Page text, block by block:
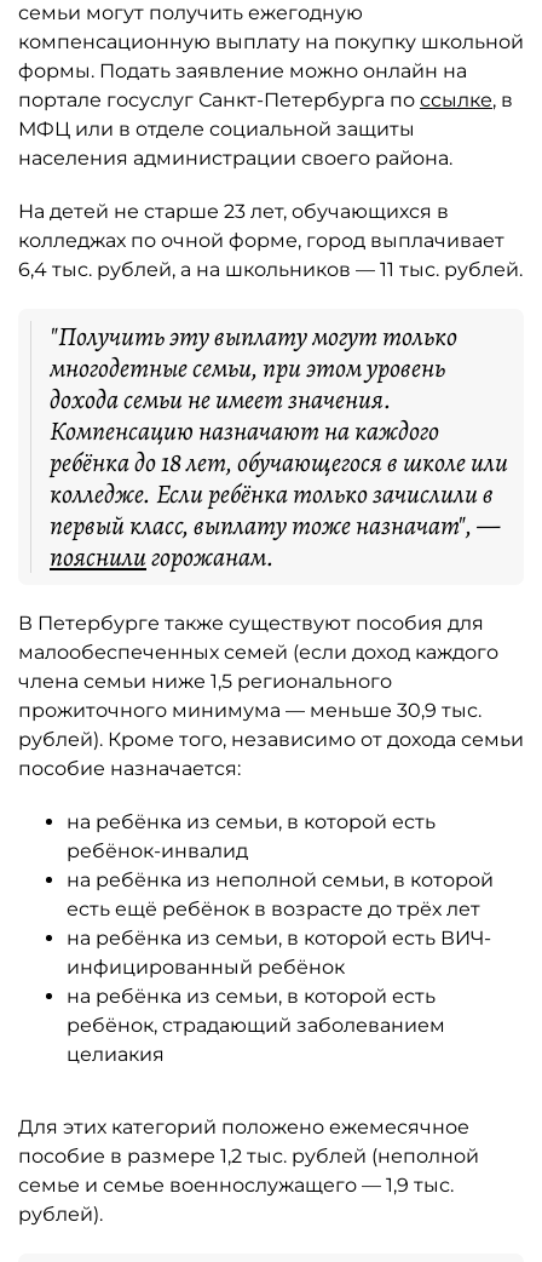
семьи могут получить ежегодную
компенсационную выплату на покупку школьной
формы. Подать заявление можно онлайн на
портале госуслуг Санкт-Петербурга по ссылке, в
МФЦ или в отделе социальной защиты
населения администрации своего района.
На детей не старше 23 лет, обучающихся в
колледжах по очной форме, город выплачивает
6,4 тыс. рублей, а на школьников — 11 тыс. рублей.
"Получить эту выплату могут только
многодетные семьи, при этом уровень
дохода семьи не имеет значения.
Компенсацию назначают на каждого
ребёнка до 18 лет, обучающегося в школе или
колледже. Если ребёнка только зачислили в
первый класс, выплату тоже назначат", —
пояснилигорожанам.
В Петербурге также существуют пособия для
малообеспеченных семей (если доход каждого
члена семьи ниже 1,5 регионального
прожиточного минимума — меньше 30,9 тыс.
рублей). Кроме того, независимо от дохода семьи
пособие назначается:
на ребёнка из семьи, в которой есть
ребёнок-инвалид
на ребёнка из неполной семьи, в которой
есть ещё ребёнок в возрасте до трёх лет
на ребёнка из семьи, в которой есть ВИЧ-
инфицированный ребёнок
на ребёнка из семьи, в которой есть
ребёнок, страдающий заболеванием
целиакия
Для этих категорий положено ежемесячное
пособие в размере 1,2 тыс. рублей (неполной
семье и семье военнослужащего — 1,9 тыс.
рублей).